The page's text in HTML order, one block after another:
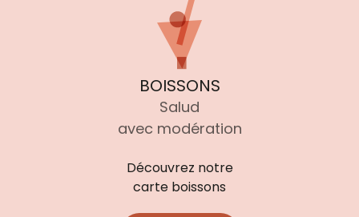
BOISSONS
Salud
avec modération
Découvrez notre
carte boissons